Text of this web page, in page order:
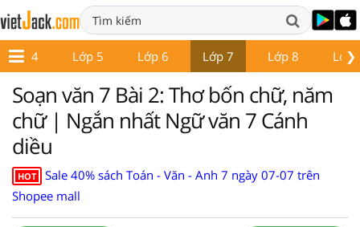
❯
Lớp 4 Lớp 5 Lớp 6 Lớp 7 Lớp 8 Lớp
Soạn văn 7 Bài 2: Thơ bốn chữ, năm
chữ | Ngắn nhất Ngữ văn 7 Cánh
diều
HOT
Sale 40% sách Toán - Văn - Anh 7 ngày 07-07 trên
Shopee mall